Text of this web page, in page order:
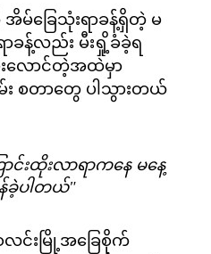
အိမ်ခြေသုံးရာခန့်ရှိတဲ့ မ
ခန့်လည်း မီးရှို့ခံခဲ့ရ
လောင်တဲ့အထဲမှာ
း စတာတွေ ပါသွားတယ်
ာင်းထိုးလာရာကနေ မနေ့
ခဲ့ပါတယ်"
လင်းမြို့အခြေစိုက်